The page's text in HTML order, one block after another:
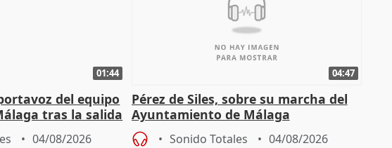
01:44
del equipo
tras la salida
04/08/2026
04:47
Pérez de Siles, sobre su marcha del
Ayuntamiento de Málaga
Sonido Totales 04/08/2026